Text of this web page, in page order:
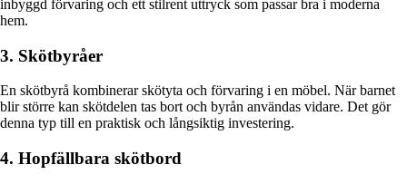
inbyggd förvaring och ett stilrent uttryck som passar bra i moderna
hem.
3. Skötbyråer
En skötbyrå kombinerar skötyta och förvaring i en möbel. När barnet
blir större kan skötdelen tas bort och byrån användas vidare. Det gör
denna typ till en praktisk och långsiktig investering.
4. Hopfällbara skötbord